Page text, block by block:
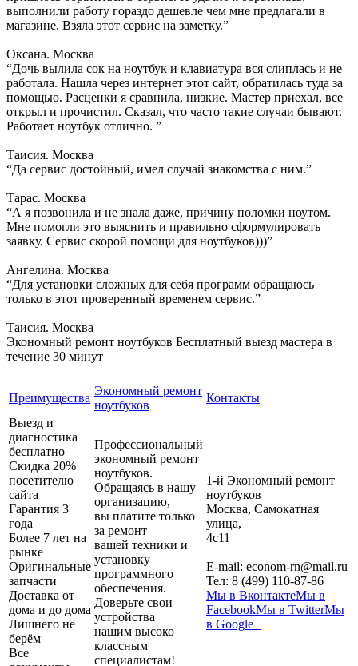
выполнили работу гораздо дешевле чем мне предлагали в
магазине. Взяла этот сервис на заметку.”
Оксана. Москва
“Дочь вылила сок на ноутбук и клавиатура вся слиплась и не
работала. Нашла через интернет этот сайт, обратилась туда за
помощью. Расценки я сравнила, низкие. Мастер приехал, все
открыл и прочистил. Сказал, что часто такие случаи бывают.
Работает ноутбук отлично. ”
Таисия. Москва
“Да сервис достойный, имел случай знакомства с ним.”
Тарас. Москва
“А я позвонила и не знала даже, причину поломки ноутом.
Мне помогли это выяснить и правильно сформулировать
заявку. Сервис скорой помощи для ноутбуков)))”
Ангелина. Москва
“Для установки сложных для себя программ обращаюсь
только в этот проверенный временем сервис.”
Таисия. Москва
Экономный ремонт ноутбуков Бесплатный выезд мастера в
течение 30 минут
Преимущества
Экономный ремонт
ноутбуков
Контакты
Выезд и
диагностика
бесплатно
Скидка 20%
посетителю
сайта
Гарантия 3
года
Более 7 лет на
рынке
Оригинальные
запчасти
Доставка от
дома и до дома
Лишнего не
берём
Все
Профессиональный
экономный ремонт
ноутбуков.
Обращаясь в нашу
организацию,
вы платите только
за ремонт
вашей техники и
установку
программного
обеспечения.
Доверьте свои
устройства
нашим высоко
классным
специалистам!
1-й Экономный ремонт
ноутбуков
Москва, Самокатная
улица,
4с11
E-mail: econom-rn@mail.ru
Тел: 8 (499) 110-87-86
Мы в ВконтактеМы в
FacebookМы в TwitterМы
в Google+